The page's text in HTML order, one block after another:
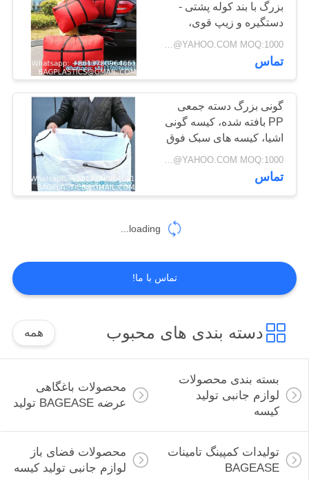
تولیدات متحرک
عرضه های
BAGEASE
45
محصولات ورزشی،
59
محصولات سالن اسپا،
لوازم، تولیدی بِیج‌اِیس
12
بزرگ با بند کوله پشتی -
دستگیره و زیپ قوی،
وسایل ذخیره سازی برای
صرفه جویی در فضا
Negotiable BAGPLASTICS@YAHOO.COM MOQ:1000 قطعه اسکایپ: mydearneil
تماس
گونی بزرگ دسته جمعی
PP بافته شده، کیسه گونی
اشیا، کیسه های سبک فوق
سبک با پوشش گرد و غبار
برای کوله پشتی پیاده روی
مسافرتی
Negotiable BAGPLASTICS@YAHOO.COM MOQ:1000 قطعه اسکایپ: mydearneil
تماس
loading...
تماس با ما!
دسته بندی های محبوب همه
بسته بندی محصولات
لوازم جانبی تولید
کیسه
محصولات باغگاهی
عرضه BAGEASE تولید
تولیدات کمپینگ تامینات
BAGEASE
محصولات فضای باز
لوازم جانبی تولید کیسه